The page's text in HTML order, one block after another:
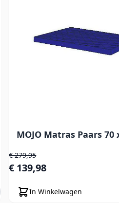
MOJO Matras Paars 70
Speciale prijs
€ 139,98
Normale prijs
€ 279,95
In Winkelwagen